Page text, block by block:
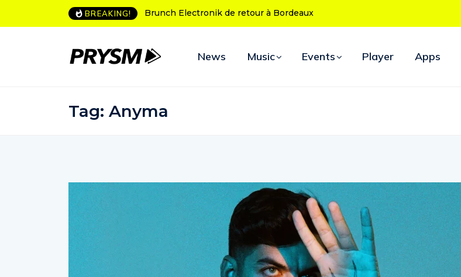
BREAKING! L’Amnesia Ibiza fête ses 50 ans : le programme des soirées d’ouverture
News Music Events Player Apps
Tag: Anyma